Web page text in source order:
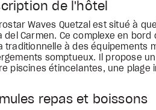
de l'hôtel
Waves Quetzal est situé à
del Carmen. Ce complexe en
traditionnelle à des équipements
somptueux. Il propose
piscines étincelantes, une plage
repas et boissons